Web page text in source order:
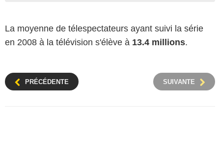
La moyenne de télespectateurs ayant suivi la série
en 2008 à la télévision s'élève à 13.4 millions.
PRÉCÉDENTE SUIVANTE